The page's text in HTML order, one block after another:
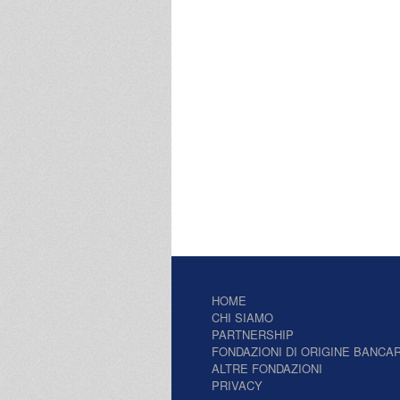
HOME
CHI SIAMO
PARTNERSHIP
FONDAZIONI DI ORIGINE
ALTRE FONDAZIONI
PRIVACY